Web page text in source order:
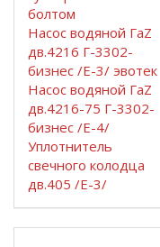
болтом
Насос водяной ГаZ
дв.4216 Г-3302-
бизнес /Е-3/ эвотек
Насос водяной ГаZ
дв.4216-75 Г-3302-
бизнес /Е-4/
Уплотнитель
свечного колодца
дв.405 /Е-3/